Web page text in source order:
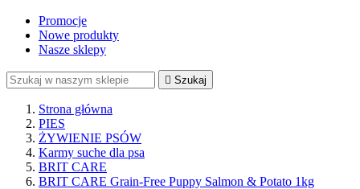
Promocje
Nowe produkty
Nasze sklepy
 Szukaj
Strona główna
PIES
ŻYWIENIE PSÓW
Karmy suche dla psa
BRIT CARE
BRIT CARE Grain-Free Puppy Salmon & Potato 1kg